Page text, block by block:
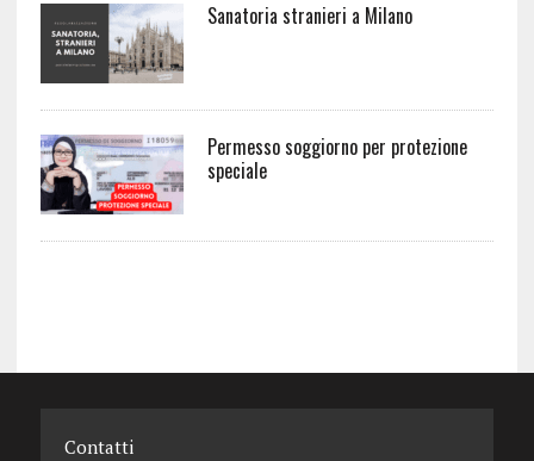
Sanatoria stranieri a Milano
Permesso soggiorno per protezione
speciale
Contatti